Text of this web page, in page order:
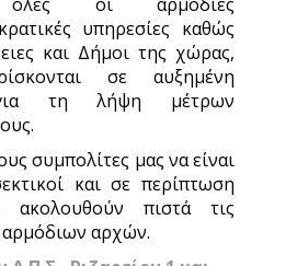
υπηρεσίες καθώς
και Δήμοι της χώρας,
σε αυξημένη
για τη λήψη μέτρων
συμπολίτες μας να είναι
και σε περίπτωση
ακολουθούν πιστά τις
αρμόδιων αρχών.